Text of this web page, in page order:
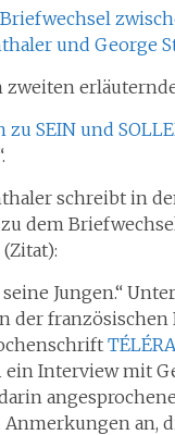
und George
zweiten
SEIN und
schreibt in
dem
(Zitat):
seine Jungen.“
der französischen
ein Interview mit
an,